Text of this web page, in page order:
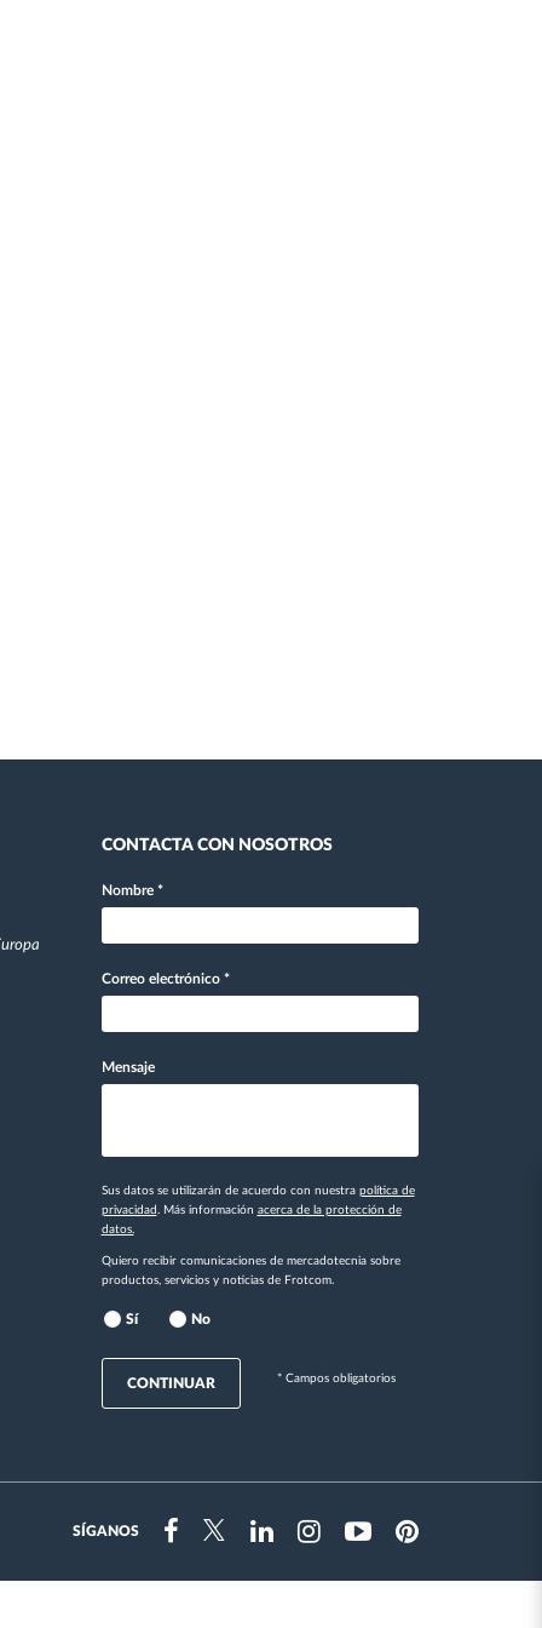
CONTACTA CON NOSOTROS
Nombre *
Correo electrónico *
Mensaje
Sus datos se utilizarán de acuerdo con nuestra política de
privacidad . Más información acerca de la protección de
datos.
Quiero recibir comunicaciones de mercadotecnia sobre
productos, servicios y noticias de Frotcom.
Sí No
CONTINUAR * Campos obligatorios
SÍGANOS
FacebookTwitterLinkedinInstragramYoutubePinterest